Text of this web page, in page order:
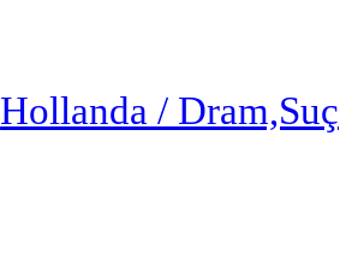
Hollanda / Dram,Suç